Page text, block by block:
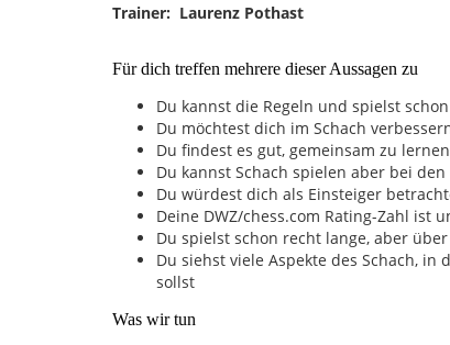
Trainer: Laurenz Pothast
Für dich treffen mehrere dieser Aussagen zu
Du kannst die Regeln und spielst
Du möchtest dich im Schach
Du findest es gut, gemeinsam zu lernen
Du kannst Schach spielen aber bei
Du würdest dich als Einsteiger
Deine DWZ/chess.com Rating-Zahl ist
Du spielst schon recht lange, aber
Du siehst viele Aspekte des Schach,
sollst
Was wir tun